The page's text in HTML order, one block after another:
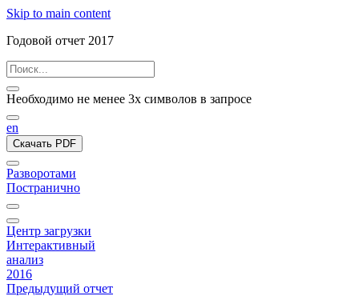
Skip to main content
Годовой отчет 2017
Необходимо не менее 3х символов в запросе
en
Скачать PDF
Разворотами
Постранично
Центр загрузки
Интерактивный
анализ
2016
Предыдущий отчет